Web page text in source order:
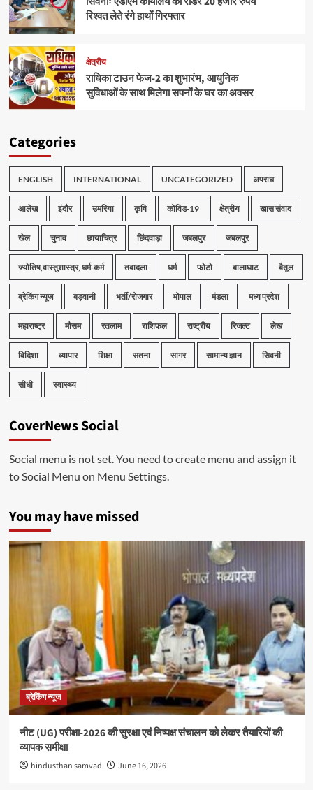
रिश्वत लेते रंगे हाथों गिरफ्तार
क्षेत्रीय
राधिका टाउन फेज-2 का शुभारंभ, आधुनिक
सुविधाओं के साथ मिलेगा सपनों के घर का अवसर
Categories
ENGLISH INTERNATIONAL UNCATEGORIZED अपराध
आलेख इंदौर उमरिया कृषि कोविड-19 क्षेत्रीय खास संवाद
खेल चुनाव छायाचित्र छिंदवाड़ा जबलपुर जबलपुर
ज्योतिष,वास्तुशास्त्र, धर्म-कर्म तबादला धर्म फोटो बालाघाट बैतूल
ब्रेकिंग न्यूज बड़वानी भर्ती/रोजगार भोपाल मंडला मध्य प्रदेश
महाराष्ट्र मौसम रतलाम राशिफल राष्ट्रीय रिजल्ट लेख
विदिशा व्यापार शिक्षा सतना सागर सामान्य ज्ञान सिवनी
सीधी स्वास्थ्य
CoverNews Social
Social menu is not set. You need to create menu and assign it
to Social Menu on Menu Settings.
You may have missed
ब्रेकिंग न्यूज
नीट (UG) परीक्षा-2026 की सुरक्षा एवं निष्पक्ष संचालन को लेकर तैयारियों की
व्यापक समीक्षा
hindusthan samvad June 16, 2026